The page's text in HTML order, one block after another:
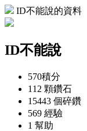
ID不能說的資料
ID不能說
570積分
112 顆鑽石
15443 個碎鑽
569 經驗
1 幫助